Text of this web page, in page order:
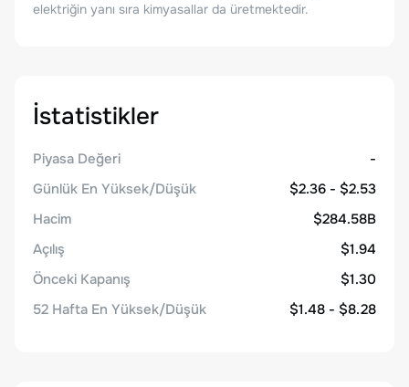
elektriğin yanı sıra kimyasallar da üretmektedir.
İstatistikler
Piyasa Değeri
-
Günlük En Yüksek/Düşük
$2.36 - $2.53
Hacim
$284.58B
Açılış
$1.94
Önceki Kapanış
$1.30
52 Hafta En Yüksek/Düşük
$1.48 - $8.28